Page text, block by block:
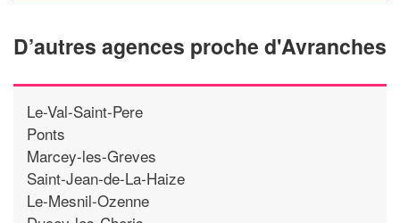
D’autres agences proche d'Avranches
Le-Val-Saint-Pere
Ponts
Marcey-les-Greves
Saint-Jean-de-La-Haize
Le-Mesnil-Ozenne